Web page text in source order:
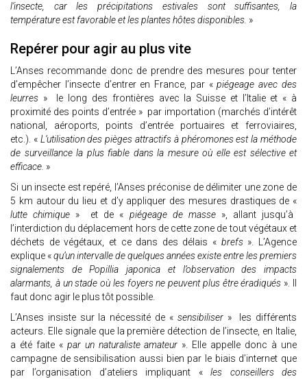
l’insecte, car les précipitations estivales sont suffisantes, la
température est favorable et les plantes hôtes disponibles. »
Repérer pour agir au plus vite
L’Anses recommande donc de prendre des mesures pour tenter
d’empêcher l’insecte d’entrer en France, par «piégeage avec des
leurres » le long des frontières avec la Suisse et l’Italie et « à
proximité des points d’entrée » par importation (marchés d’intérêt
national, aéroports, points d’entrée portuaires et ferroviaires,
etc.). «L’utilisation des pièges attractifs à phéromones est la méthode
de surveillance la plus fiable dans la mesure où elle est sélective et
efficace. »
Si un insecte est repéré, l’Anses préconise de délimiter une zone de
5 km autour du lieu et d’y appliquer des mesures drastiques de «
lutte chimique » et de « piégeage de masse», allant jusqu’à
l’interdiction du déplacement hors de cette zone de tout végétaux et
déchets de végétaux, et ce dans des délais « brefs ». L’Agence
explique «qu’un intervalle de quelques années existe entre les premiers
signalements de Popillia japonica et l’observation des impacts
alarmants, à un stade où les foyers ne peuvent plus être éradiqués ». Il
faut donc agir le plus tôt possible.
L’Anses insiste sur la nécessité de « sensibiliser » les différents
acteurs. Elle signale que la première détection de l’insecte, en Italie,
a été faite « par un naturaliste amateur ». Elle appelle donc à une
campagne de sensibilisation aussi bien par le biais d’internet que
par l’organisation d’ateliers impliquant «les conseillers des